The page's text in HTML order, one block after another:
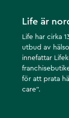
Life är
Life har cirka
utbud av
innefattar
för att prata
care”.